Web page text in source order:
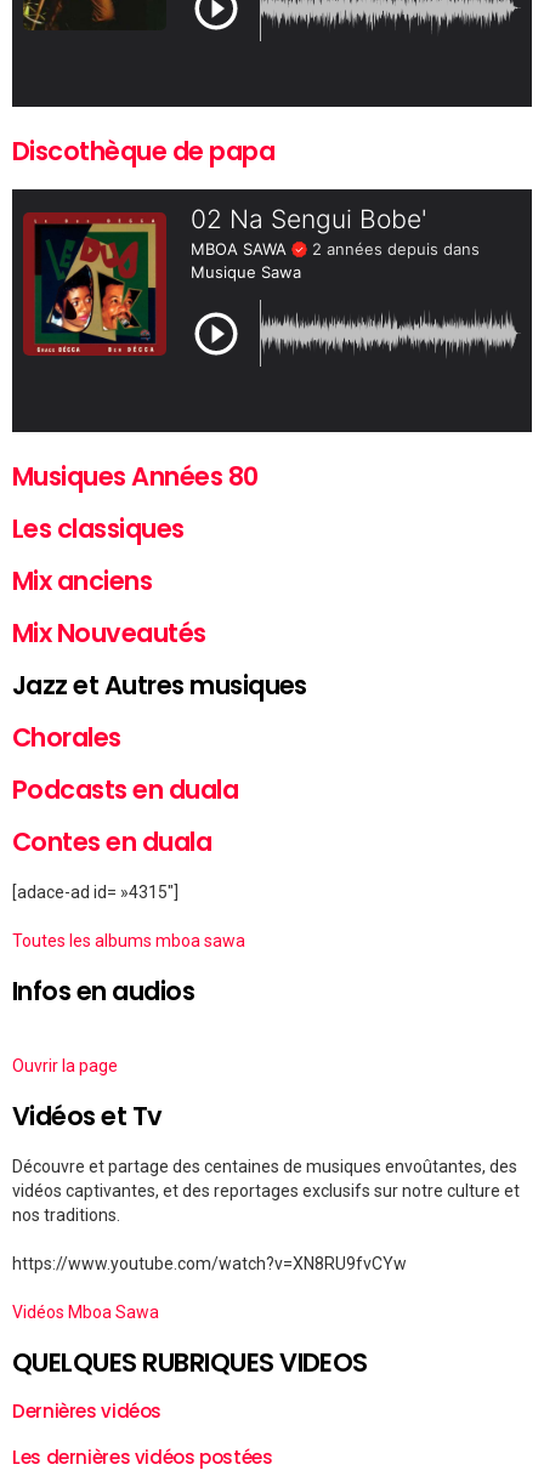
Discothèque de papa
Musiques Années 80
Les classiques
Mix anciens
Mix Nouveautés
Jazz et Autres musiques
Chorales
Podcasts en duala
Contes en duala
[adace-ad id= »4315″]
Toutes les albums mboa sawa
Infos en audios
Ouvrir la page
Vidéos et Tv
Découvre et partage des centaines de musiques envoûtantes, des
vidéos captivantes, et des reportages exclusifs sur notre culture et
nos traditions.
https://www.youtube.com/watch?v=XN8RU9fvCYw
Vidéos Mboa Sawa
QUELQUES RUBRIQUES VIDEOS
Dernières vidéos
Les dernières vidéos postées